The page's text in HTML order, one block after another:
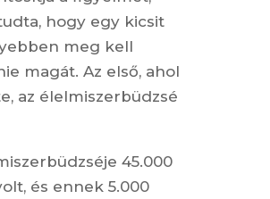
hogy egy kicsit
meg kell
magát. Az első, ahol
az élelmiszerbüdzsé
45.000
és ennek 5.000